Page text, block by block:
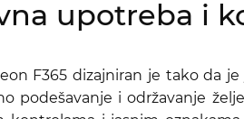
upotreba i
F365 dizajniran je tako da
podešavanje i održavanje